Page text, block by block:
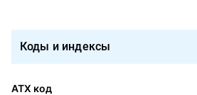
Коды и индексы
АТХ код